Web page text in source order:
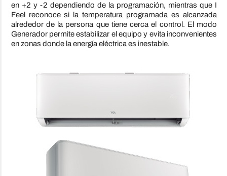
en +2 y -2 dependiendo de la programación, mientras que I
Feel reconoce si la temperatura programada es alcanzada
alrededor de la persona que tiene cerca el control. El modo
Generador permite estabilizar el equipo y evita inconvenientes
en zonas donde la energía eléctrica es inestable.